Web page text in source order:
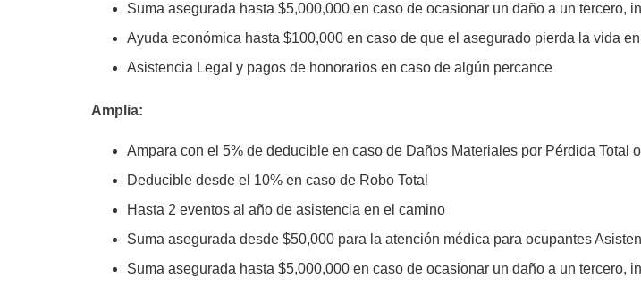
Suma asegurada hasta $5,000,000 en caso de ocasionar un daño a un tercero,
Ayuda económica hasta $100,000 en caso de que el asegurado pierda la vida
Asistencia Legal y pagos de honorarios en caso de algún percance
Amplia:
Ampara con el 5% de deducible en caso de Daños Materiales por Pérdida Total
Deducible desde el 10% en caso de Robo Total
Hasta 2 eventos al año de asistencia en el camino
Suma asegurada desde $50,000 para la atención médica para ocupantes
Suma asegurada hasta $5,000,000 en caso de ocasionar un daño a un tercero,